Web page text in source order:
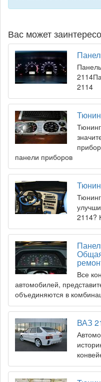
Вас может
2114
панели приборов
2114?
Все
автомобилей,
объединяются в
ВАЗ